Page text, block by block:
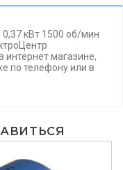
кВт 1500 об/мин
магазине,
по телефонуили в